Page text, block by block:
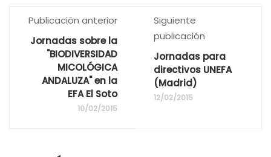
Publicación anterior
Jornadas sobre la
"BIODIVERSIDAD
MICOLÓGICA
ANDALUZA" en la
EFA El Soto
10/02/2015
Siguiente
publicación
Jornadas para
directivos UNEFA
(Madrid)
12/02/2015